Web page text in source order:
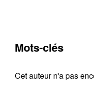
Mots-clés
Cet auteur n'a pas